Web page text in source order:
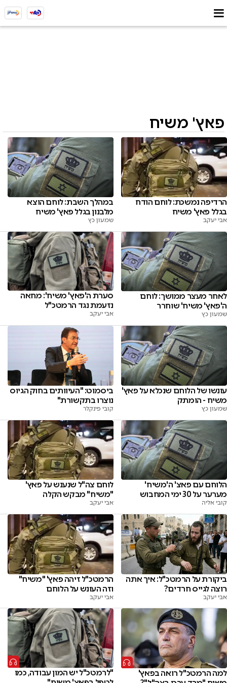
פאץ' משיח
הרדיפה נמשכת: לוחם הודח
בגלל פאץ' משיח
אבי יעקב
במהלך השבת: לוחם הוצא
מלבנון בגלל פאץ' משיח
שמעון כץ
לאחר מעצר ממושך: לוחם
ה'פאץ' משיח' שוחרר
שמעון כץ
סערת ה'פאץ' משיח': מחאה
נזעמת נגד הרמטכ"ל
אבי יעקב
עונשו של הלוחם שנכלא על פאץ'
משיח - הומתק
שמעון כץ
ביסמוט: "העיוותים בחוק הגיוס
נוצרו בתקשורת"
קובי פינקלר
הלוחם עם פאצ' ה'משיח'
מערער על 30 ימי המחבוש
קובי אליה
לוחם צה"ל שנענש על פאץ'
"משיח" מבקש הקלה
אבי יעקב
ביקורת על הרמטכ"ל: איך אתה
רוצה לגייס חרדים?
אבי יעקב
הרמטכ"ל זיהה פאץ' "משיח"
וזה העונש על הלוחם
אבי יעקב
למה הרמטכ"ל רואה בפאץ'
"לרמטכ"ל יש המון עבודה, כמו